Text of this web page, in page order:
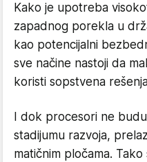
Kako je upotreba
zapadnog porekla u
kao potencijalni
sve načine nastoji da
koristi sopstvena
I dok procesori ne
stadijumu razvoja,
matičnim pločama.